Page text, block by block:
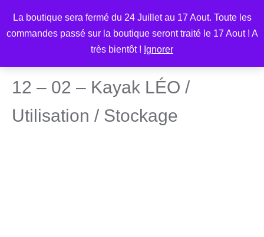
La boutique sera fermé du 24 Juillet au 17 Aout. Toute les
commandes passé sur la boutique seront traité le 17 Aout ! A
très bientôt ! Ignorer
contenu
Accueil/Kayak LÉO/Transport
12 – 02 – Kayak LÉO /
Utilisation / Stockage